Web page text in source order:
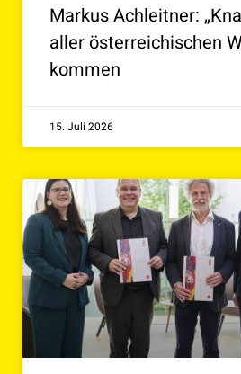
Markus Achleitner:
aller österreichischen
kommen
15. Juli 2026